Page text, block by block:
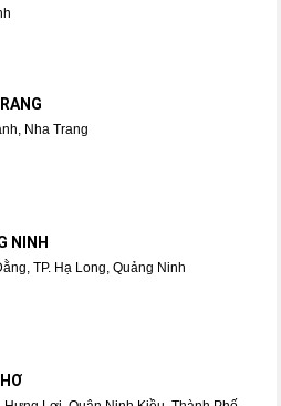
Nha Trang
NINH
TP. Hạ Long, Quảng Ninh